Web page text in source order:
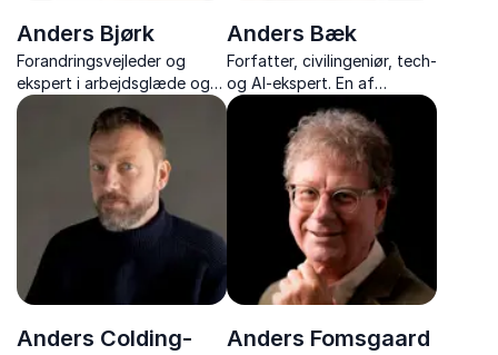
Anders Bjørk
Forandringsvejleder og
ekspert i arbejdsglæde og
trivsel, der giver sin
ekspertise på håndtering af
forandringer med nærvær,
humor og værktøjer.
Anders Bæk
Forfatter, civilingeniør, tech-
og AI-ekspert. En af
Danmarks mest benyttede
foredragsholdere om
kunstig intelligens og
forfatter til bestselleren
"AI-epoken"
Anders Colding-
Anders Fomsgaard